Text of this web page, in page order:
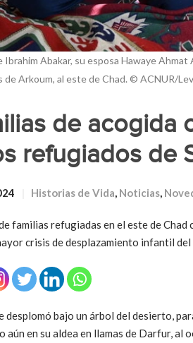
Ibrahim Abakar, su esposa Hawaye
de Arkoum, al este de Chad. © ACNUR/
de acogida
refugiados de
Historias de Vida, Noticias,
familias refugiadas en el este de
crisis de desplazamiento infantil del
desplomó bajo un árbol del desierto,
aún en su aldea en llamas de Darfur, al